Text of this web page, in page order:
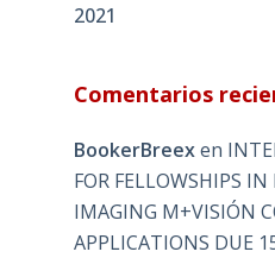
2021
Comentarios
BookerBreexen
FOR FELLOWSHIPS
IMAGING M+VISIÓN
APPLICATIONS DUE